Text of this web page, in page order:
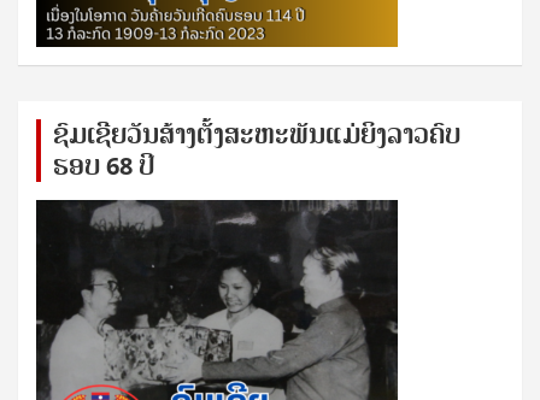
ຊົ​ມ​ເຊີຍ​ວັນ​ສ້າງ​ຕັ້ງ​ສະ​ຫະ​ພັນ​ແມ່​ຍິງ​​ລາວຄົບ​
ຮອບ 68 ປິ